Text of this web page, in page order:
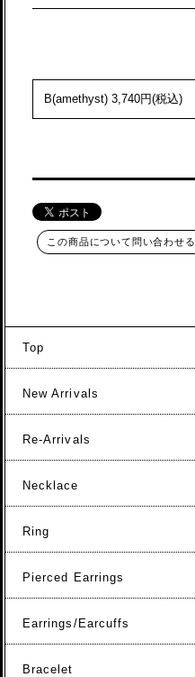
この商品について問い合わせる
Top
New Arrivals
Re-Arrivals
Necklace
Ring
Pierced Earrings
Earrings/Earcuffs
Bracelet